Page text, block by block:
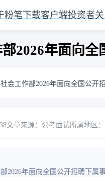
粉笔 下载客户端投资者
2026年面向全
会工作部2026年面向全国公开
文章来源：公考面试所属地区
2026年面向全国公开招聘下